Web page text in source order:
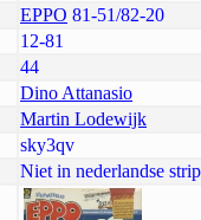
EPPO 81-51/82-20
12-81
44
Dino Attanasio
Martin Lodewijk
sky3qv
Niet in nederlandse